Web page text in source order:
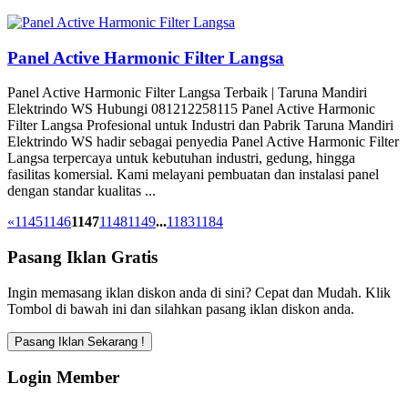
Panel Active Harmonic Filter Langsa
Panel Active Harmonic Filter Langsa Terbaik | Taruna Mandiri
Elektrindo WS Hubungi 081212258115 Panel Active Harmonic
Filter Langsa Profesional untuk Industri dan Pabrik Taruna Mandiri
Elektrindo WS hadir sebagai penyedia Panel Active Harmonic Filter
Langsa terpercaya untuk kebutuhan industri, gedung, hingga
fasilitas komersial. Kami melayani pembuatan dan instalasi panel
dengan standar kualitas ...
«11451146114711481149...11831184
Pasang Iklan Gratis
Ingin memasang iklan diskon anda di sini? Cepat dan Mudah. Klik
Tombol di bawah ini dan silahkan pasang iklan diskon anda.
Login Member